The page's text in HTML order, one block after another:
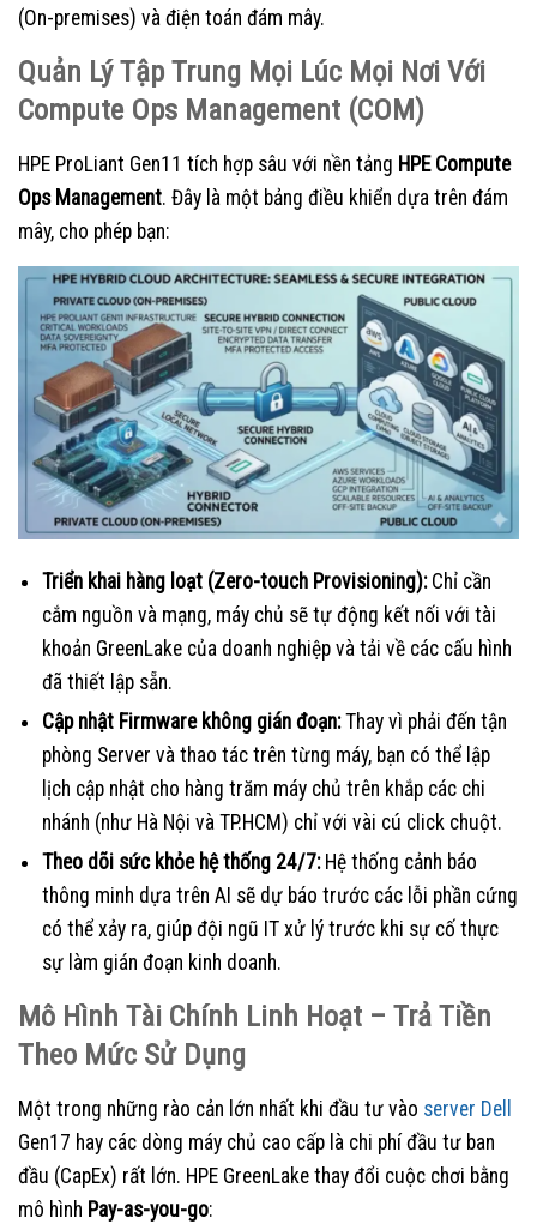
(On-premises) và điện toán đám mây.
Quản Lý Tập Trung Mọi Lúc Mọi Nơi Với
Compute Ops Management (COM)
HPE ProLiant Gen11 tích hợp sâu với nền tảng HPE Compute
Ops Management. Đây là một bảng điều khiển dựa trên đám
mây, cho phép bạn:
Triển khai hàng loạt (Zero-touch Provisioning):Chỉ cần
cắm nguồn và mạng, máy chủ sẽ tự động kết nối với tài
khoản GreenLake của doanh nghiệp và tải về các cấu hình
đã thiết lập sẵn.
Cập nhật Firmware không gián đoạn:Thay vì phải đến tận
phòng Server và thao tác trên từng máy, bạn có thể lập
lịch cập nhật cho hàng trăm máy chủ trên khắp các chi
nhánh (như Hà Nội và TP.HCM) chỉ với vài cú click chuột.
Theo dõi sức khỏe hệ thống 24/7:Hệ thống cảnh báo
thông minh dựa trên AI sẽ dự báo trước các lỗi phần cứng
có thể xảy ra, giúp đội ngũ IT xử lý trước khi sự cố thực
sự làm gián đoạn kinh doanh.
Mô Hình Tài Chính Linh Hoạt – Trả Tiền
Theo Mức Sử Dụng
Một trong những rào cản lớn nhất khi đầu tư vào server Dell
Gen17 hay các dòng máy chủ cao cấp là chi phí đầu tư ban
đầu (CapEx) rất lớn. HPE GreenLake thay đổi cuộc chơi bằng
mô hình Pay-as-you-go: